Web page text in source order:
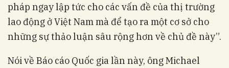
pháp ngay lập tức cho các vấn đề của thị trường
lao động ở Việt Nam mà để tạo ra một cơ sở cho
những sự thảo luận sâu rộng hơn về chủ đề này”.
Nói về Báo cáo Quốc gia lần này, ông Michael